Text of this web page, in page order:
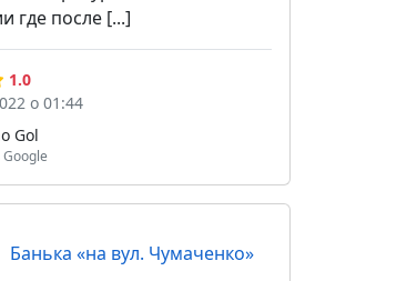
где после [...]
Gol
Google
1.0
о 01:44
Банька «на вул. Чумаченко»